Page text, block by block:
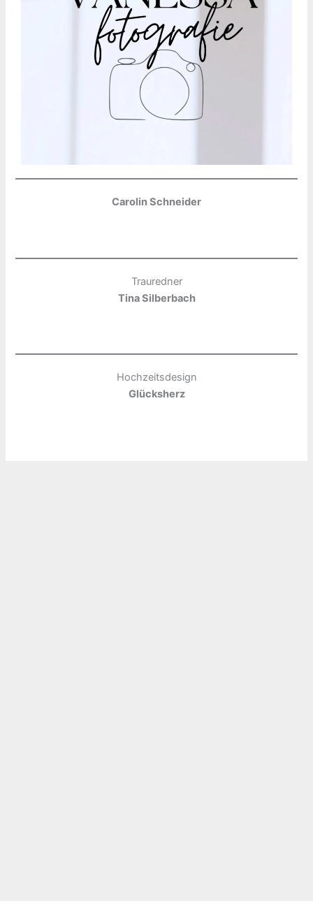
Carolin Schneider
Trauredner
Tina Silberbach
Hochzeitsdesign
Glücksherz